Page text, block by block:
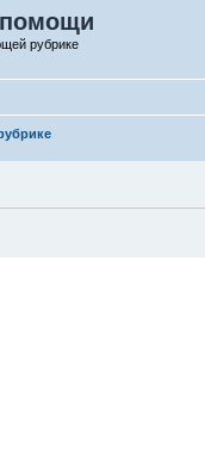
рубрике